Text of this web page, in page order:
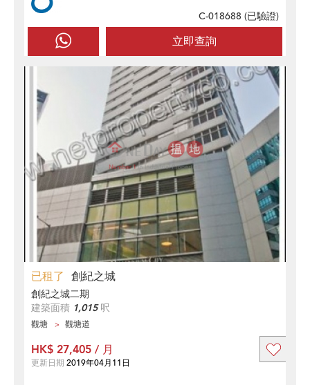
立即查詢
C-018688 (已驗證)
已租了 創紀之城
創紀之城二期
建築面積 1,015呎
觀塘 觀塘道
HK$ 27,405 / 月
更新日期 2019年04月11日